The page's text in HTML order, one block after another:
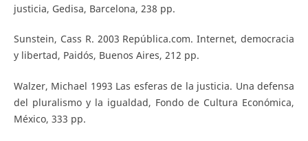
justicia, Gedisa, Barcelona, 238 pp.
Sunstein, Cass R. 2003 República.com. Internet, democracia
y libertad, Paidós, Buenos Aires, 212 pp.
Walzer, Michael 1993 Las esferas de la justicia. Una defensa
del pluralismo y la igualdad, Fondo de Cultura Económica,
México, 333 pp.